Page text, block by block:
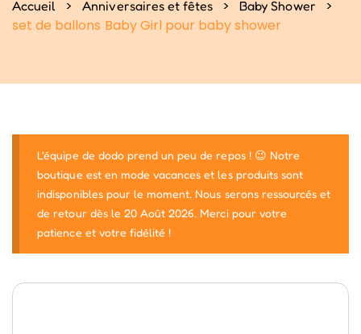
Accueil > Anniversaires et fêtes > Baby Shower
>
set de ballons Baby Girl pour baby shower
L'équipe de dodo prend un peu de repos ! 😉 Notre
boutique est en mode vacances et les produits sont
indisponibles pour le moment. Nous serons ressourcés et
de retour dès le 20 Août 2026. Merci pour votre
patience et votre fidélité !